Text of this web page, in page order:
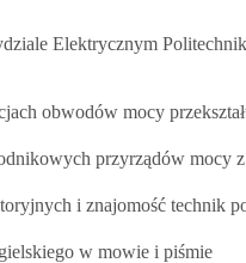
Elektrycznym
obwodów mocy
przyrządów mocy
i znajomość technik
w mowie i piśmie